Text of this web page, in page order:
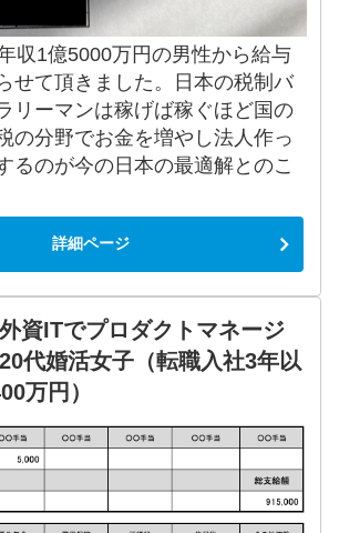
収1億5000万円の男性から給与
せて頂きました。日本の税制バ
リーマンは稼げば稼ぐほど国の
の分野でお金を増やし法人作っ
るのが今の日本の最適解とのこ
詳細ページ
資ITでプロダクトマネージ
代婚活女子（転職入社3年以
万円）